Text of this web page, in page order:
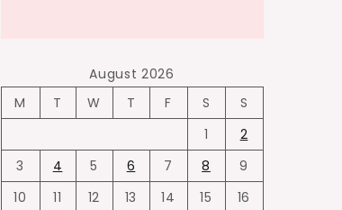
August 2026
M
T W T F S
S
1
2
3
4 5 6 7 8
9
10
11 12 13 14 15
16